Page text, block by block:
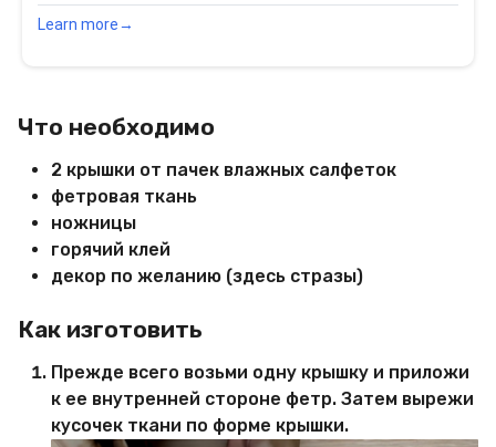
Что необходимо
2 крышки от пачек влажных салфеток
фетровая ткань
ножницы
горячий клей
декор по желанию (здесь стразы)
Как изготовить
Прежде всего возьми одну крышку и приложи
к ее внутренней стороне фетр. Затем вырежи
кусочек ткани по форме крышки.